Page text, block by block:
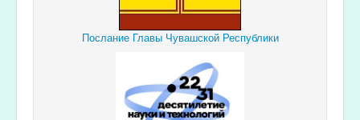
Послание Главы Чувашской Республики